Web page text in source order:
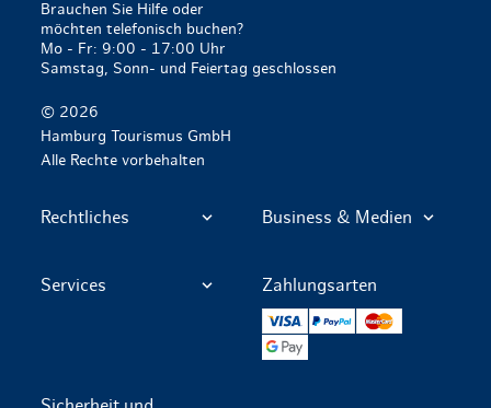
Brauchen Sie Hilfe oder
möchten telefonisch buchen?
Mo - Fr: 9:00 - 17:00 Uhr
Samstag, Sonn- und Feiertag geschlossen
© 2026
Hamburg Tourismus GmbH
Alle Rechte vorbehalten
Rechtliches Business & Medien
Services Zahlungsarten
VISA PayPal